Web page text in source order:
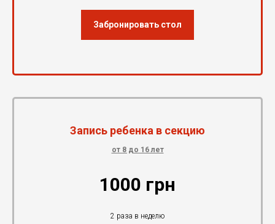
Забронировать стол
Запись ребенка в секцию
от 8 до 16 лет
1000 грн
2 раза в неделю